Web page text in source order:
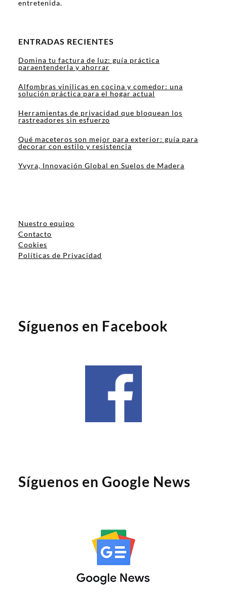
entretenida.
ENTRADAS RECIENTES
Domina tu factura de luz: guía práctica
paraentenderla y ahorrar
Alfombras vinílicas en cocina y comedor: una
solución práctica para el hogar actual
Herramientas de privacidad que bloquean los
rastreadores sin esfuerzo
Qué maceteros son mejor para exterior: guía para
decorar con estilo y resistencia
Yvyra, Innovación Global en Suelos de Madera
Nuestro equipo
Contacto
Cookies
Políticas de Privacidad
Síguenos en Facebook
Síguenos en Google News